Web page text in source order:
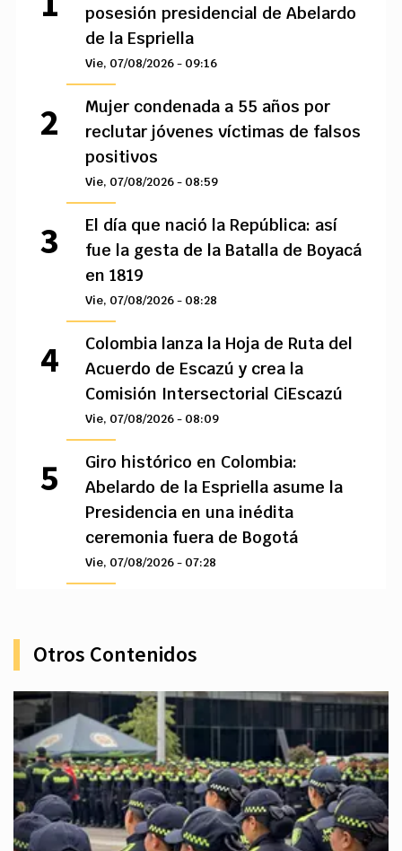
posesión presidencial de Abelardo
de la Espriella
Vie, 07/08/2026 - 09:16
Mujer condenada a 55 años por
reclutar jóvenes víctimas de falsos
positivos
Vie, 07/08/2026 - 08:59
El día que nació la República: así
fue la gesta de la Batalla de Boyacá
en 1819
Vie, 07/08/2026 - 08:28
Colombia lanza la Hoja de Ruta del
Acuerdo de Escazú y crea la
Comisión Intersectorial CiEscazú
Vie, 07/08/2026 - 08:09
Giro histórico en Colombia:
Abelardo de la Espriella asume la
Presidencia en una inédita
ceremonia fuera de Bogotá
Vie, 07/08/2026 - 07:28
Otros Contenidos